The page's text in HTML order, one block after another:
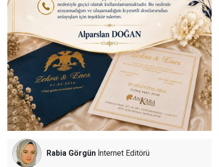
Rabia Görgün İnternet Editörü